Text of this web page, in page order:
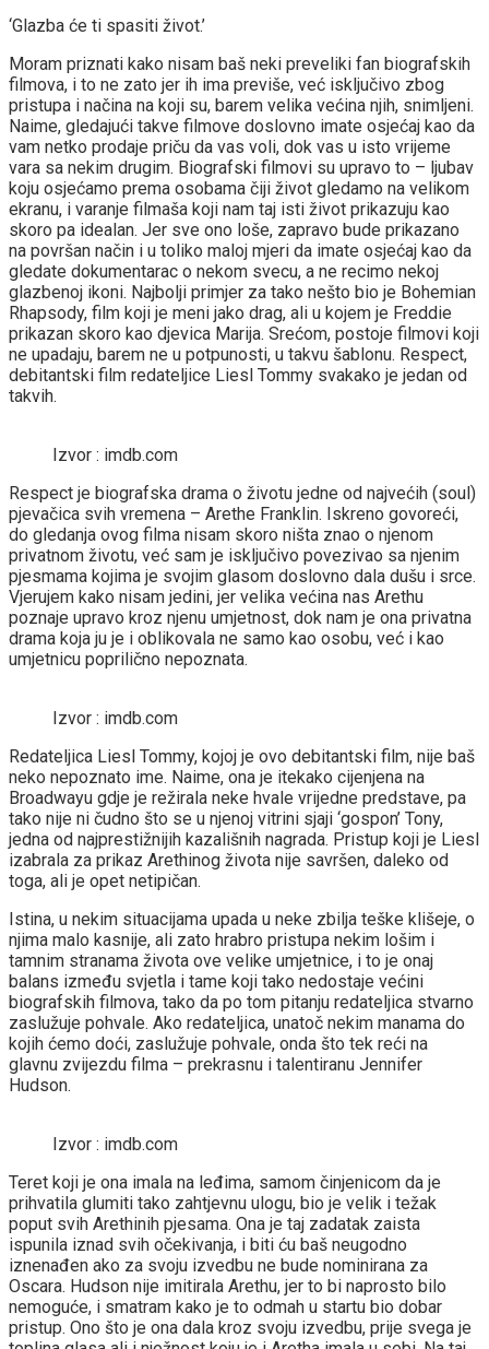
‘Glazba će ti spasiti život.’
Moram priznati kako nisam baš neki preveliki fan biografskih
filmova, i to ne zato jer ih ima previše, već isključivo zbog
pristupa i načina na koji su, barem velika većina njih, snimljeni.
Naime, gledajući takve filmove doslovno imate osjećaj kao da
vam netko prodaje priču da vas voli, dok vas u isto vrijeme
vara sa nekim drugim. Biografski filmovi su upravo to – ljubav
koju osjećamo prema osobama čiji život gledamo na velikom
ekranu, i varanje filmaša koji nam taj isti život prikazuju kao
skoro pa idealan. Jer sve ono loše, zapravo bude prikazano
na površan način i u toliko maloj mjeri da imate osjećaj kao da
gledate dokumentarac o nekom svecu, a ne recimo nekoj
glazbenoj ikoni. Najbolji primjer za tako nešto bio je Bohemian
Rhapsody, film koji je meni jako drag, ali u kojem je Freddie
prikazan skoro kao djevica Marija. Srećom, postoje filmovi koji
ne upadaju, barem ne u potpunosti, u takvu šablonu. Respect,
debitantski film redateljice Liesl Tommy svakako je jedan od
takvih.
Izvor : imdb.com
Respect je biografska drama o životu jedne od najvećih (soul)
pjevačica svih vremena – Arethe Franklin. Iskreno govoreći,
do gledanja ovog filma nisam skoro ništa znao o njenom
privatnom životu, već sam je isključivo povezivao sa njenim
pjesmama kojima je svojim glasom doslovno dala dušu i srce.
Vjerujem kako nisam jedini, jer velika većina nas Arethu
poznaje upravo kroz njenu umjetnost, dok nam je ona privatna
drama koja ju je i oblikovala ne samo kao osobu, već i kao
umjetnicu poprilično nepoznata.
Izvor : imdb.com
Redateljica Liesl Tommy, kojoj je ovo debitantski film, nije baš
neko nepoznato ime. Naime, ona je itekako cijenjena na
Broadwayu gdje je režirala neke hvale vrijedne predstave, pa
tako nije ni čudno što se u njenoj vitrini sjaji ‘gospon’ Tony,
jedna od najprestižnijih kazališnih nagrada. Pristup koji je Liesl
izabrala za prikaz Arethinog života nije savršen, daleko od
toga, ali je opet netipičan.
Istina, u nekim situacijama upada u neke zbilja teške klišeje, o
njima malo kasnije, ali zato hrabro pristupa nekim lošim i
tamnim stranama života ove velike umjetnice, i to je onaj
balans između svjetla i tame koji tako nedostaje većini
biografskih filmova, tako da po tom pitanju redateljica stvarno
zaslužuje pohvale. Ako redateljica, unatoč nekim manama do
kojih ćemo doći, zaslužuje pohvale, onda što tek reći na
glavnu zvijezdu filma – prekrasnu i talentiranu Jennifer
Hudson.
Izvor : imdb.com
Teret koji je ona imala na leđima, samom činjenicom da je
prihvatila glumiti tako zahtjevnu ulogu, bio je velik i težak
poput svih Arethinih pjesama. Ona je taj zadatak zaista
ispunila iznad svih očekivanja, i biti ću baš neugodno
iznenađen ako za svoju izvedbu ne bude nominirana za
Oscara. Hudson nije imitirala Arethu, jer to bi naprosto bilo
nemoguće, i smatram kako je to odmah u startu bio dobar
pristup. Ono što je ona dala kroz svoju izvedbu, prije svega je